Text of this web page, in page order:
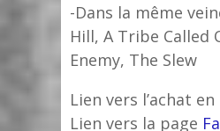
-Dans la même
Hill, A Tribe Called
Enemy, The Slew
Lien vers l’achat
Lien vers la page